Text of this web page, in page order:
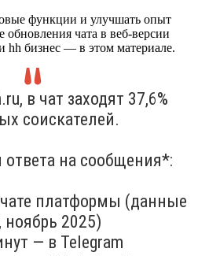
функции и улучшать опыт
чата в веб-версии
бизнес — в этом материале.
в чат заходят 37,6%
соискателей.
ответа на сообщения*:
платформы (данные
ноябрь 2025)
— в Telegram